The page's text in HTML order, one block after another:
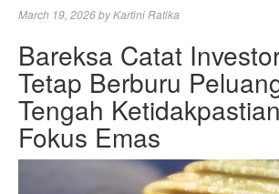
March 19, 2026byKartini Ratika
Bareksa Catat
Tetap Berburu
Tengah
Fokus Emas